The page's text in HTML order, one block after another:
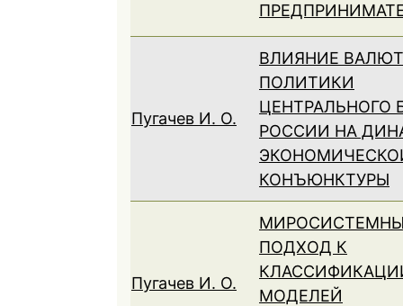
Пугачев И. О.
ВЛИЯНИЕ
ПОЛИТИКИ
ЦЕНТРАЛЬНОГО
РОССИИ НА
КОНЪЮНКТУРЫ
Пугачев И. О.
ПОДХОД К
МОДЕЛЕЙ